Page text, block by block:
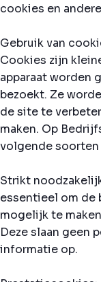
cookies en
Gebruik van
Cookies zijn
apparaat worden
bezoekt. Ze
de site te
maken. Op
volgende
Strikt
essentieel om de
mogelijk te
Deze slaan geen
informatie op.